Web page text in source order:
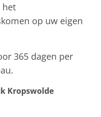
het
op uw eigen
365 dagen per
Kropswolde